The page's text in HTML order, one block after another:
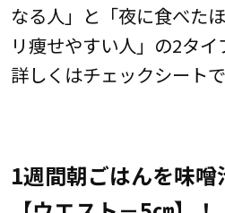
なる人」と「夜に食べた
リ痩せやすい人」の2タイ
詳しくはチェックシート
1週間朝ごはんを味噌